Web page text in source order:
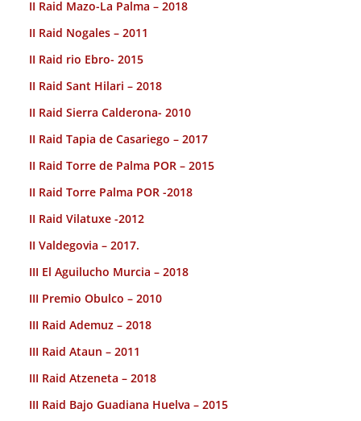
II Raid Mazo-La Palma – 2018
II Raid Nogales – 2011
II Raid rio Ebro- 2015
II Raid Sant Hilari – 2018
II Raid Sierra Calderona- 2010
II Raid Tapia de Casariego – 2017
II Raid Torre de Palma POR – 2015
II Raid Torre Palma POR -2018
II Raid Vilatuxe -2012
II Valdegovia – 2017.
III El Aguilucho Murcia – 2018
III Premio Obulco – 2010
III Raid Ademuz – 2018
III Raid Ataun – 2011
III Raid Atzeneta – 2018
III Raid Bajo Guadiana Huelva – 2015